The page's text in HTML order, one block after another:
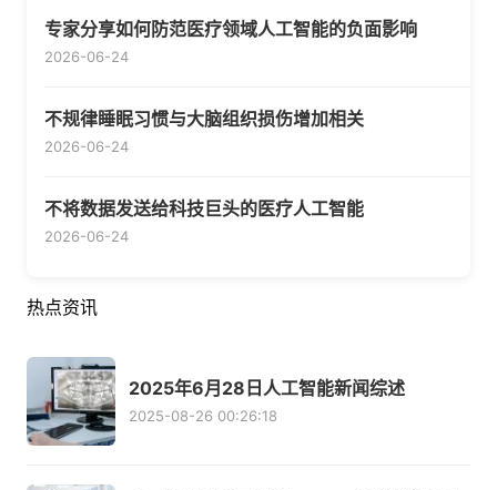
专家分享如何防范医疗领域人工智能的负面影响
2026-06-24
不规律睡眠习惯与大脑组织损伤增加相关
2026-06-24
不将数据发送给科技巨头的医疗人工智能
2026-06-24
热点资讯
2025年6月28日人工智能新闻综述
2025-08-26 00:26:18